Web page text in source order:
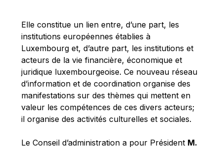
Michael Sohlman
Michel Goedert
Mireille Delmas-Marty
Nobuo Tanaka
Otmar Issing
Paolo Mengozzi
Paschal Donohoe
Pat Cox
Elle constitue un lien entre, d’une part, les
institutions européennes établies à
Luxembourg et, d’autre part, les institutions et
acteurs de la vie financière, économique et
juridique luxembourgeoise. Ce nouveau réseau
d’information et de coordination organise des
manifestations sur des thèmes qui mettent en
valeur les compétences de ces divers acteurs;
il organise des activités culturelles et sociales.
Le Conseil d’administration a pour Président M.